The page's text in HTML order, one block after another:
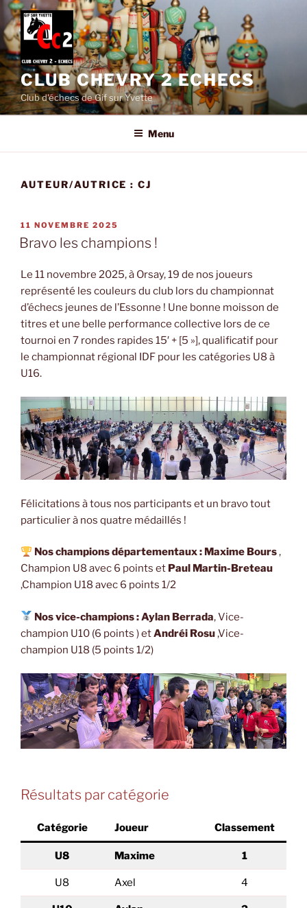
Aller
au
contenu
principal
CLUB CHEVRY 2 ECHECS
Club d'échecs de Gif sur Yvette
Menu
AUTEUR/AUTRICE :CJ
PUBLIÉ
LE
11 NOVEMBRE 2025
Bravo les champions !
Le 11 novembre 2025, à Orsay, 19 de nos joueurs
représenté les couleurs du club lors du championnat
d’échecs jeunes de l’Essonne ! Une bonne moisson de
titres et une belle performance collective lors de ce
tournoi en 7 rondes rapides 15′ + [5 »], qualificatif pour
le championnat régional IDF pour les catégories U8 à
U16.
Félicitations à tous nos participants et un bravo tout
particulier à nos quatre médaillés !
Nos champions départementaux : Maxime Bours,
Champion U8 avec 6 points et Paul Martin-Breteau
,Champion U18 avec 6 points 1/2
Nos vice-champions :Aylan Berrada, Vice-
champion U10 (6 points ) etAndréi Rosu,Vice-
champion U18 (5 points 1/2)
Résultats par catégorie
Catégorie Joueur Classement
U8 Maxime 1
U8 Axel 4